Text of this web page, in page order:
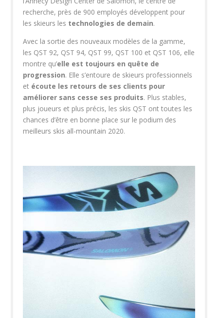
recherche, près de 900 employés développent pour
les skieurs les technologies de demain.
Avec la sortie des nouveaux modèles de la gamme,
les QST 92, QST 94, QST 99, QST 100 et QST 106, elle
montre qu’elle est toujours en quête de
progression. Elle s’entoure de skieurs professionnels
et écoute les retours de ses clients pour
améliorer sans cesse ses produits. Plus stables,
plus joueurs et plus précis, les skis QST ont toutes les
chances d’être en bonne place sur le podium des
meilleurs skis all-mountain 2020.